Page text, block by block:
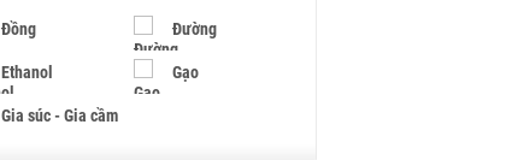
Đồng Đường
Ethanol Gạo
Gia súc - Gia cầm